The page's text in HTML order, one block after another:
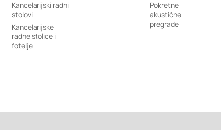
Kancelarijski radni
stolovi
Kancelarijske
radne stolice i
fotelje
Pokretne
akustične
pregrade